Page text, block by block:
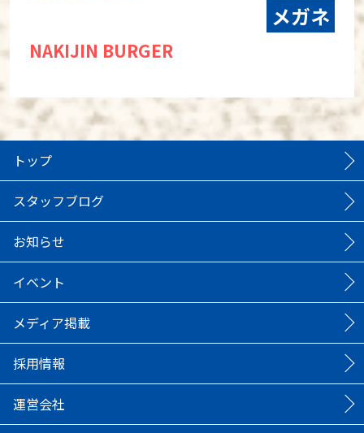
メガネ
NAKIJIN BURGER
トップ
スタッフブログ
お知らせ
イベント
メディア掲載
採用情報
運営会社